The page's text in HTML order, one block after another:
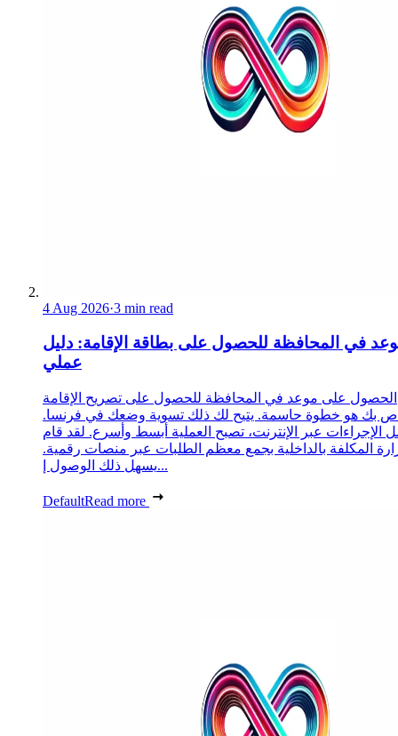
4 Aug 2026·3 min read
في المحافظة للحصول على بطاقة الإقامة: دليل
عملي
الحصول على موعد في المحافظة للحصول على تصريح الإقامة
بك هو خطوة حاسمة. يتيح لك ذلك تسوية وضعك في فرنسا.
الإجراءات عبر الإنترنت، تصبح العملية أبسط وأسرع. لقد قام
المكلفة بالداخلية بجمع معظم الطلبات عبر منصات رقمية.
يسهل ذلك الوصول إ...
DefaultRead more